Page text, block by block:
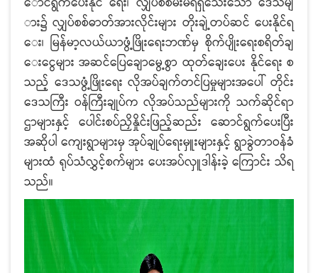
ား၌ လျှပ်စစ်ဓာတ်အားလိုင်းများ တိုးချဲ့တပ်ဆင် ပေးနိုင်ရ
ေး၊ မြန်မာ့လယ်ယာဖွံ့ဖြိုးရေးဘဏ်မှ စိုက်ပျိုးရေးစရိတ်ချ
ေးငွေများ အဆင်ပြေချောမွေ့စွာ ထုတ်ချေးပေး နိုင်ရေး စ
သည့် ဒေသဖွံ့ဖြိုးရေး လိုအပ်ချက်တင်ပြမှုများအပေါ် တိုင်း
ဒေသကြီး ဝန်ကြီးချုပ်က လိုအပ်သည်များကို သက်ဆိုင်ရာ
ဌာများနှင့် ပေါင်းစပ်ညှိနှိုင်းဖြည့်ဆည်း ဆောင်ရွက်ပေးပြီး
အဆိုပါ ကျေးရွာများမှ အုပ်ချုပ်ရေးမှူးများနှင့် ရွာခွဲတာဝန်ခံ
များထံ ရုပ်သံလွှင့်စက်များ ပေးအပ်လှူဒါန်းခဲ့ ကြောင်း သိရ
သည်။